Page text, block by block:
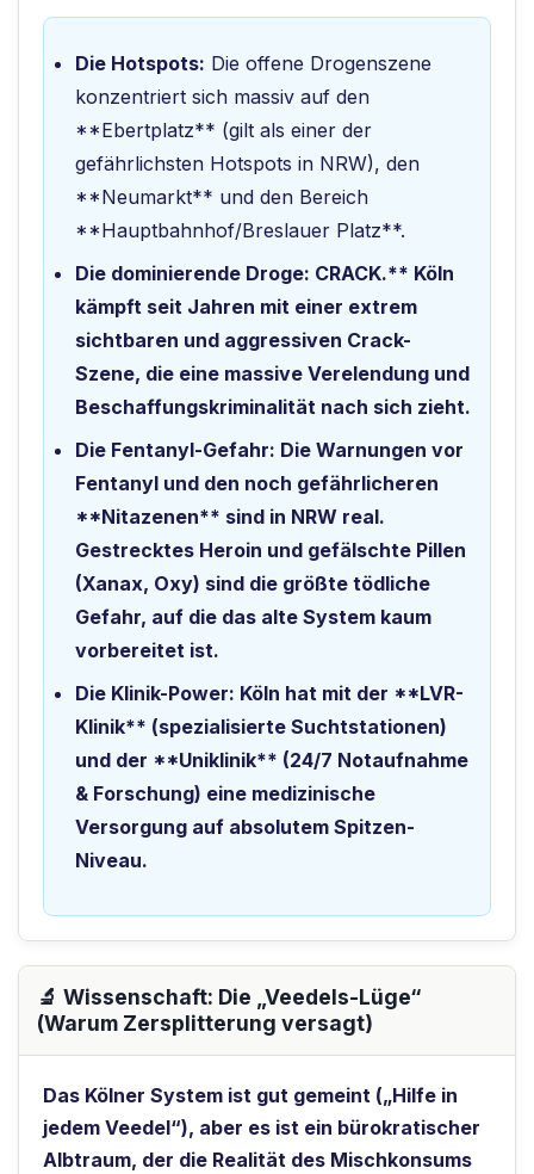
Die Hotspots: Die offene Drogenszene
konzentriert sich massiv auf den
**Ebertplatz** (gilt als einer der
gefährlichsten Hotspots in NRW), den
**Neumarkt** und den Bereich
**Hauptbahnhof/Breslauer Platz**.
Die dominierende Droge: CRACK.** Köln
kämpft seit Jahren mit einer extrem
sichtbaren und aggressiven Crack-
Szene, die eine massive Verelendung und
Beschaffungskriminalität nach sich zieht.
Die Fentanyl-Gefahr: Die Warnungen vor
Fentanyl und den noch gefährlicheren
**Nitazenen** sind in NRW real.
Gestrecktes Heroin und gefälschte Pillen
(Xanax, Oxy) sind die größte tödliche
Gefahr, auf die das alte System kaum
vorbereitet ist.
Die Klinik-Power: Köln hat mit der **LVR-
Klinik** (spezialisierte Suchtstationen)
und der **Uniklinik** (24/7 Notaufnahme
& Forschung) eine medizinische
Versorgung auf absolutem Spitzen-
Niveau.
🔬 Wissenschaft: Die „Veedels-Lüge“
(Warum Zersplitterung versagt)
Das Kölner System ist gut gemeint („Hilfe in
jedem Veedel“), aber es ist ein bürokratischer
Albtraum, der die Realität des Mischkonsums